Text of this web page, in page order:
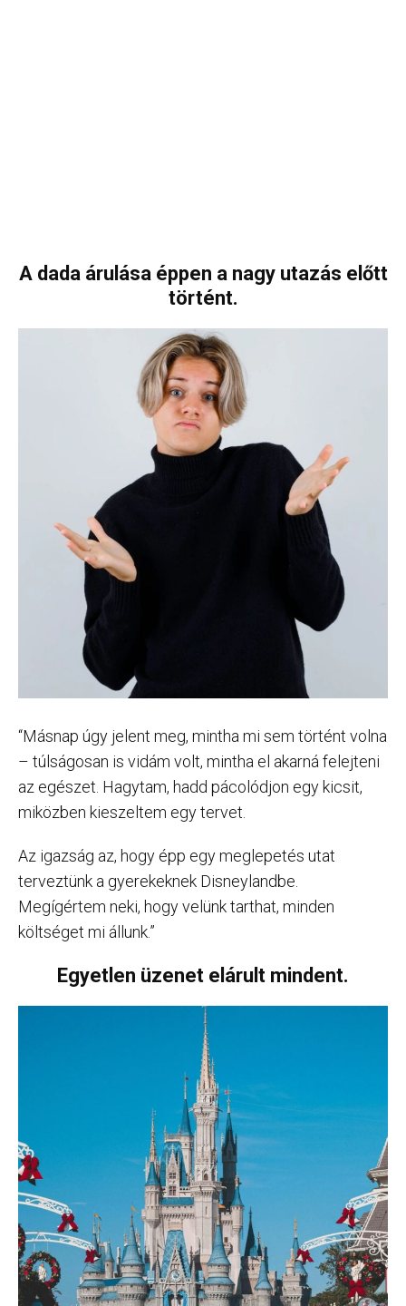
A dada árulása éppen a nagy utazás előtt
történt.
“Másnap úgy jelent meg, mintha mi sem történt volna
– túlságosan is vidám volt, mintha el akarná felejteni
az egészet. Hagytam, hadd pácolódjon egy kicsit,
miközben kieszeltem egy tervet.
Az igazság az, hogy épp egy meglepetés utat
terveztünk a gyerekeknek Disneylandbe.
Megígértem neki, hogy velünk tarthat, minden
költséget mi állunk.”
Egyetlen üzenet elárult mindent.